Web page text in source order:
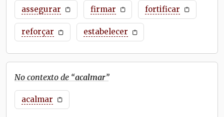
assegurar firmar fortificar
reforçar estabelecer
No contexto de “acalmar”
acalmar